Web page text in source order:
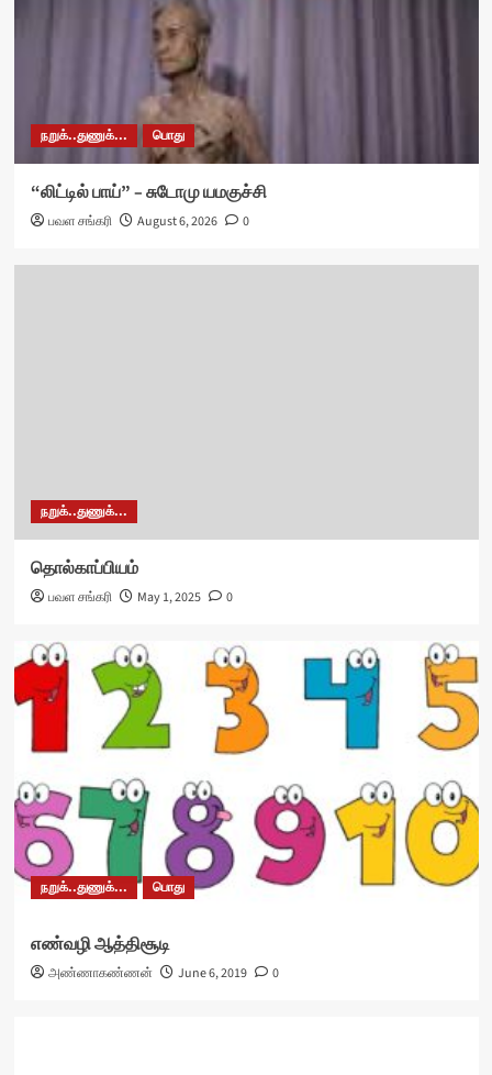
நறுக்..துணுக்... பொது
“லிட்டில் பாய்” – சுடோமு யமகுச்சி
பவள சங்கரி August 6, 2026 0
நறுக்..துணுக்...
தொல்காப்பியம்
பவள சங்கரி May 1, 2025 0
நறுக்..துணுக்... பொது
எண்வழி ஆத்திசூடி
அண்ணாகண்ணன் June 6, 2019 0